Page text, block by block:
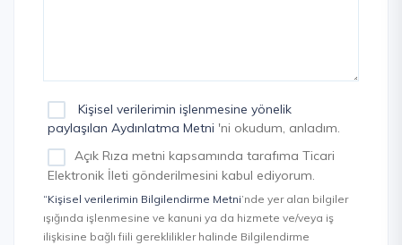
Kişisel verilerimin işlenmesine yönelik
paylaşılan Aydınlatma Metni 'ni okudum, anladım.
Açık Rıza metni kapsamında tarafıma Ticari
Elektronik İleti gönderilmesini kabul ediyorum.
“Kişisel verilerimin Bilgilendirme Metni’nde yer alan bilgiler
ışığında işlenmesine ve kanuni ya da hizmete ve/veya iş
ilişkisine bağlı fiili gereklilikler halinde Bilgilendirme